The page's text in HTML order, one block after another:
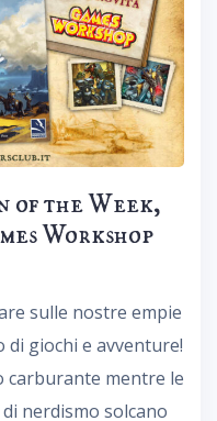
of the Week,
Workshop
sulle nostre empie
giochi e avventure!
carburante mentre le
nerdismo solcano